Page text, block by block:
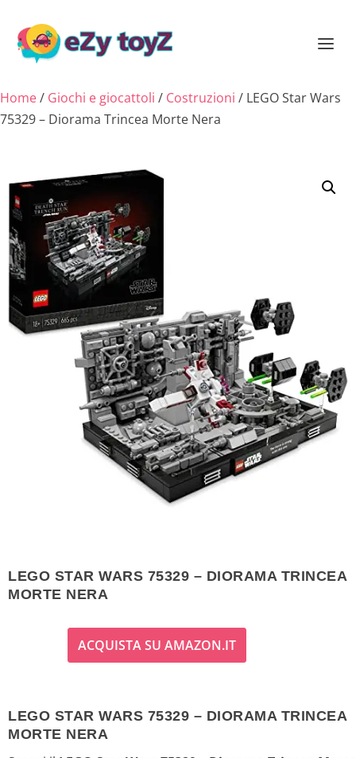
Home/ Giochi e giocattoli / Costruzioni / LEGO Star Wars
75329 – Diorama Trincea Morte Nera
LEGO STAR WARS 75329 – DIORAMA TRINCEA
MORTE NERA
ACQUISTA SU AMAZON.IT
LEGO STAR WARS 75329 – DIORAMA TRINCEA
MORTE NERA